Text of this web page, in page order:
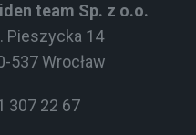
team Sp. z o.o.
Pieszycka 14
537 Wrocław
307 22 67